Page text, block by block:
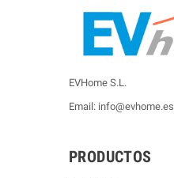
EVHome S.L.
Email: info@evhome.es
PRODUCTOS